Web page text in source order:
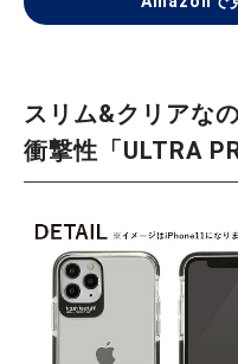
スリム&クリアな
衝撃性「ULTRA